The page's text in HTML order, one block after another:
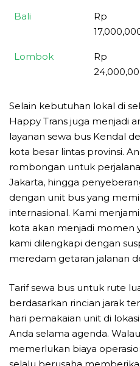
Bali
Rp
Lombok
Rp
Selain kebutuhan lokal di
Happy Trans juga menjadi
layanan sewa bus Kendal
kota besar lintas provinsi.
rombongan untuk
Jakarta, hingga
dengan unit bus yang
internasional. Kami
kota akan menjadi momen
kami dilengkapi dengan
meredam getaran jalanan
Tarif sewa bus untuk rute
berdasarkan rincian jarak
hari pemakaian unit di
Anda selama agenda.
memerlukan biaya